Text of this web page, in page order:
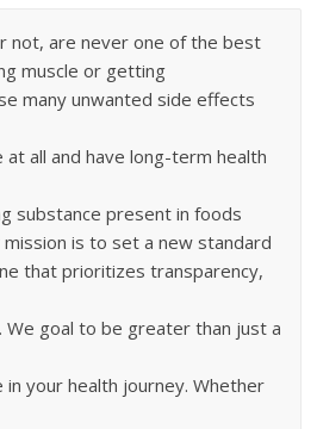
not, are never one of the best
muscle or getting
many unwanted side effects
at all and have long-term health
substance present in foods
is to set a new standard
that prioritizes transparency,
We goal to be greater than just a
your health journey. Whether